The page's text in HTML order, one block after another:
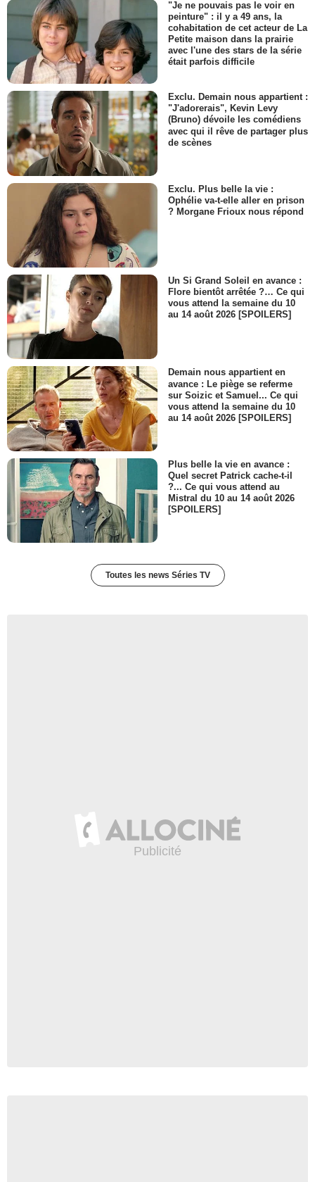
"Je ne pouvais pas le voir en
peinture" : il y a 49 ans, la
cohabitation de cet acteur de La
Petite maison dans la prairie
avec l'une des stars de la série
était parfois difficile
Exclu. Demain nous appartient :
"J'adorerais", Kevin Levy
(Bruno) dévoile les comédiens
avec qui il rêve de partager plus
de scènes
Exclu. Plus belle la vie :
Ophélie va-t-elle aller en prison
? Morgane Frioux nous répond
Un Si Grand Soleil en avance :
Flore bientôt arrêtée ?… Ce qui
vous attend la semaine du 10
au 14 août 2026 [SPOILERS]
Demain nous appartient en
avance : Le piège se referme
sur Soizic et Samuel... Ce qui
vous attend la semaine du 10
au 14 août 2026 [SPOILERS]
Plus belle la vie en avance :
Quel secret Patrick cache-t-il
?... Ce qui vous attend au
Mistral du 10 au 14 août 2026
[SPOILERS]
Toutes les news Séries TV